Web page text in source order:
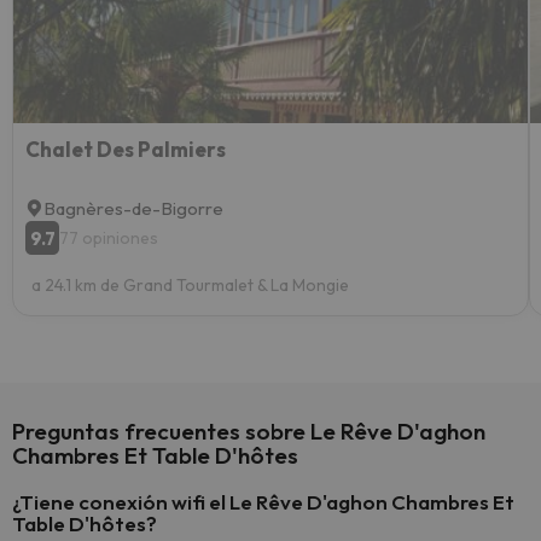
Chalet Des Palmiers
Bagnères-de-Bigorre
9.7 77 opiniones
a 24.1 km de Grand Tourmalet & La Mongie
Preguntas frecuentes sobre Le Rêve D'aghon
Chambres Et Table D'hôtes
¿Tiene conexión wifi el Le Rêve D'aghon Chambres Et
Table D'hôtes?